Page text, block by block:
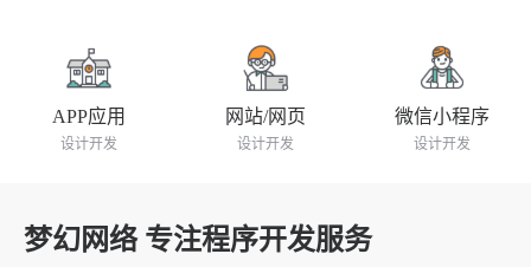
APP应用
设计开发
网站/网页
设计开发
微信小程序
设计开发
梦幻网络 专注程序开发服务